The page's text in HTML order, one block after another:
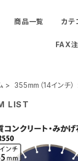
商品一覧 カテ
FAX
355mm（14インチ）
LIST